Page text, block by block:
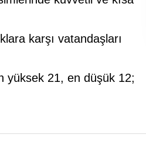
karşı vatandaşları
yüksek 21, en düşük 12;